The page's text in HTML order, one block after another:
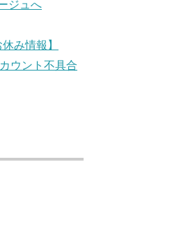
ジュへ
み情報】
ウント不具合